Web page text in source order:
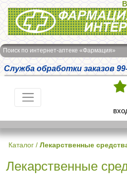
Интернет-аптека Фармация
Поиск по интернет-аптеке «Фармация»
Служба обработки заказов
Каталог / Лекарственные
Лекарственные